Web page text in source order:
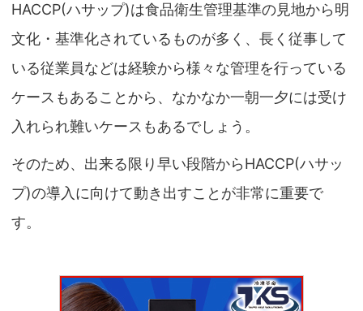
HACCP(ハサップ)は食品衛生管理基準の見地から明
文化・基準化されているものが多く、長く従事して
いる従業員などは経験から様々な管理を行っている
ケースもあることから、なかなか一朝一夕には受け
入れられ難いケースもあるでしょう。
そのため、出来る限り早い段階からHACCP(ハサッ
プ)の導入に向けて動き出すことが非常に重要で
す。